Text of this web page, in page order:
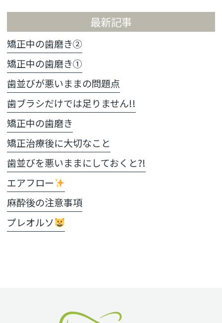
最新記事
矯正中の歯磨き②
矯正中の歯磨き①
歯並びが悪いままの問題点
歯ブラシだけでは足りません!!
矯正中の歯磨き
矯正治療後に大切なこと
歯並びを悪いままにしておくと?!
エアフロー
麻酔後の注意事項
プレオルソ